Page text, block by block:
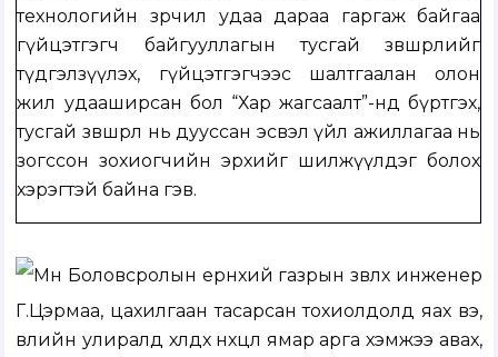
технологийн зөрчил удаа дараа гаргаж байгаа
гүйцэтгэгч байгууллагын тусгай зөвшөөрлийг
түдгэлзүүлэх, гүйцэтгэгчээс шалтгаалан олон
жил удааширсан бол “Хар жагсаалт”-нд бүртгэх,
тусгай зөвшөөрөл нь дууссан эсвэл үйл ажиллагаа нь
зогссон зохиогчийн эрхийг шилжүүлдэг болох
хэрэгтэй байна гэв.
Мөн Боловсролын ерөнхий газрын зөвлөх инженер
Г.Цэрмаа, цахилгаан тасарсан тохиолдолд яах вэ,
өвлийн улиралд хөлдөх нөхцөл ямар арга хэмжээ авах,